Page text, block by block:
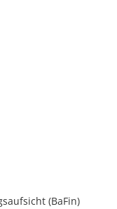
(BaFin)